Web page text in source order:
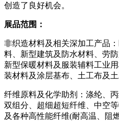
创造了良好机会。
展品范围：
非织造材料及相关深加工产品
料、新型建筑及防水材料、劳
新型保暖材料及服装辅料工业
装材料及涂层基布、土工布及土
纤维原料及化学助剂：涤纶、
双组分、超细超短纤维、中空
及各种高性能纤维(耐高温、阻